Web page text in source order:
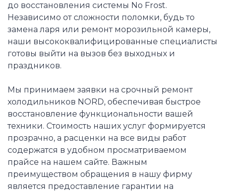
до восстановления системы No Frost.
Независимо от сложности поломки, будь то
замена ларя или ремонт морозильной камеры,
наши высококвалифицированные специалисты
готовы выйти на вызов без выходных и
праздников.
Мы принимаем заявки на срочный ремонт
холодильников NORD, обеспечивая быстрое
восстановление функциональности вашей
техники. Стоимость наших услуг формируется
прозрачно, а расценки на все виды работ
содержатся в удобном просматриваемом
прайсе на нашем сайте. Важным
преимуществом обращения в нашу фирму
является предоставление гарантии на